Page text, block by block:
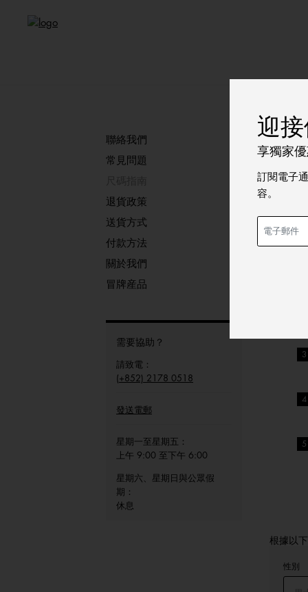
男士
根據以
性別
聯絡我們
常見問題
退貨政策
送貨方式
付款方法
關於我們
冒牌産品
需要協助？
請致電：
(+852) 2178 0518
發送電郵
星期一至星期五：
上午 9:00 至下午 6:00
星期六、星期日與公眾假
期：
休息
迎
享獨家
訂閱電子
容。